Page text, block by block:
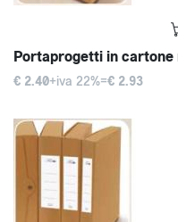
Portaprogetti in
€ 2.40+iva 22%=€ 2.93